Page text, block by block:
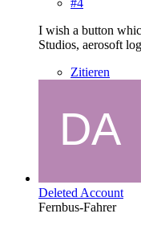
I wish a button
Studios, aerosoft
Zitieren
Deleted Account
Fernbus-Fahrer